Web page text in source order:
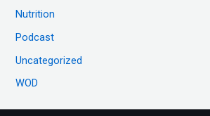
Nutrition
Podcast
Uncategorized
WOD